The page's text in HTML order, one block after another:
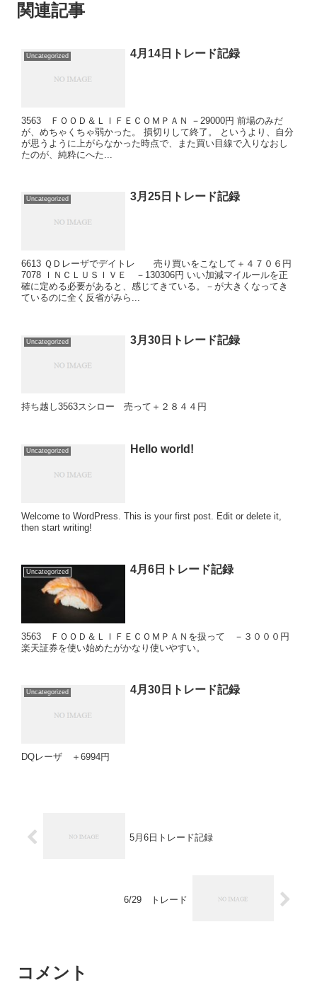
関連記事
Uncategorized 4月14日トレード記録
3563 ＦＯＯＤ＆ＬＩＦＥＣＯＭＰＡＮ －29000円 前場のみだ
が、めちゃくちゃ弱かった。 損切りして終了。 というより、自分
が思うように上がらなかった時点で、また買い目線で入りなおし
たのが、純粋にへた...
Uncategorized 3月25日トレード記録
6613 ＱＤレーザでデイトレ 売り買いをこなして＋４７０６円
7078 ＩＮＣＬＵＳＩＶＥ －130306円 いい加減マイルールを正
確に定める必要があると、感じてきている。－が大きくなってき
ているのに全く反省がみら...
Uncategorized 3月30日トレード記録
持ち越し3563スシロー 売って＋２８４４円
Uncategorized Hello world!
Welcome to WordPress. This is your first post. Edit or delete it,
then start writing!
Uncategorized 4月6日トレード記録
3563 ＦＯＯＤ＆ＬＩＦＥＣＯＭＰＡＮを扱って －３０００円
楽天証券を使い始めたがかなり使いやすい。
Uncategorized 4月30日トレード記録
DQレーザ ＋6994円
5月6日トレード記録
6/29 トレード
コメント